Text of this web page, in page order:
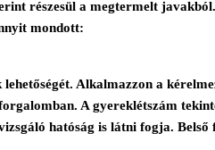
részesül a megtermelt javakból.
mondott:
Alkalmazzon a
A gyereklétszám
hatóság is látni fogja.